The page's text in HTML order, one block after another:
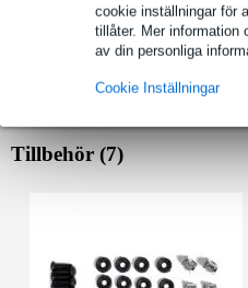
cookie inställningar för
tillåter. Mer information
av din personliga
Cookie Inställningar
Tillbehör (7)